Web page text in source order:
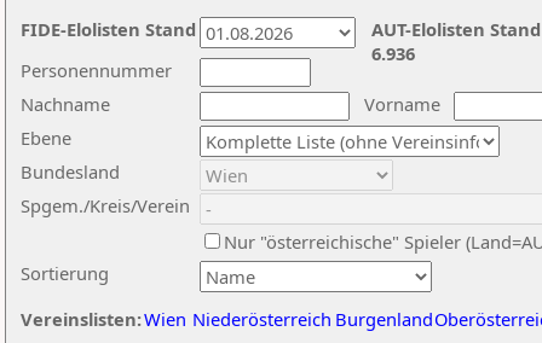
Nachname
Vorname
Ebene
Sortierung
Personennummer
Bundesland
Spgem./Kreis/Verein
Nur "österreichische" Spieler
Vereinslisten:Wien Niederösterreich Burgenland
AUT-Elolisten
6.936
FIDE-Elolisten Stand